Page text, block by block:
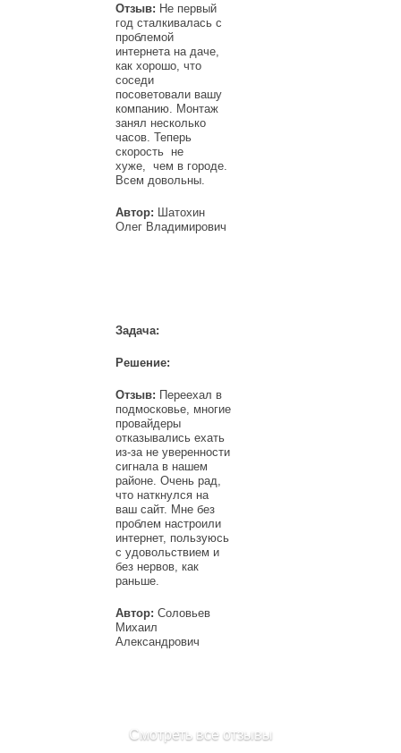
Отзыв: Не первый
год сталкивалась с
проблемой
интернета на даче,
как хорошо, что
соседи
посоветовали вашу
компанию. Монтаж
занял несколько
часов. Теперь
скорость не
хуже, чем в городе.
Всем довольны.
Автор: Шатохин
Олег Владимирович
Задача:
Решение:
Отзыв: Переехал в
подмосковье, многие
провайдеры
отказывались ехать
из-за не уверенности
сигнала в нашем
районе. Очень рад,
что наткнулся на
ваш сайт. Мне без
проблем настроили
интернет, пользуюсь
с удовольствием и
без нервов, как
раньше.
Автор: Соловьев
Михаил
Александрович
Смотреть все отзывы